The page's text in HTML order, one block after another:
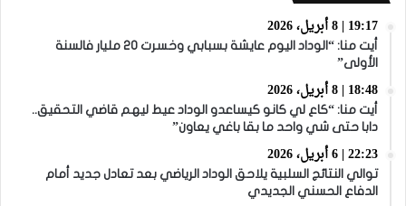
19:17 | 8 أبريل، 2026
أيت منا: “الوداد اليوم عايشة بسبابي وخسرت 20 مليار فالسنة
الأولى”
18:48 | 8 أبريل، 2026
أيت منا: “كاع لي كانو كيساعدو الوداد عيط ليهم قاضي التحقيق..
دابا حتى شي واحد ما بقا باغي يعاون”
22:23 | 6 أبريل، 2026
توالي النتائج السلبية يلاحق الوداد الرياضي بعد تعادل جديد أمام
الدفاع الحسني الجديدي